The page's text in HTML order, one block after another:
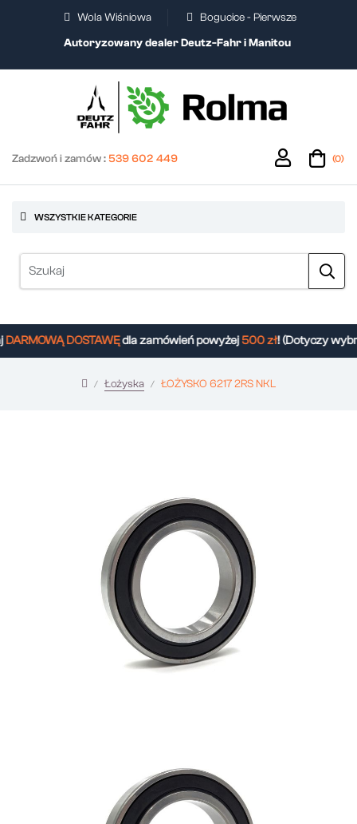
Wola Wiśniowa
Bogucice - Pierwsze
Autoryzowany dealer Deutz-Fahr i Manitou
Zadzwoń i zamów :539 602 449 (0)
WSZYSTKIE KATEGORIE
DOSTAWĘdla zamówień powyżej500 zł! (Dotyczy
Łożyska ŁOŻYSKO 6217 2RS NKL